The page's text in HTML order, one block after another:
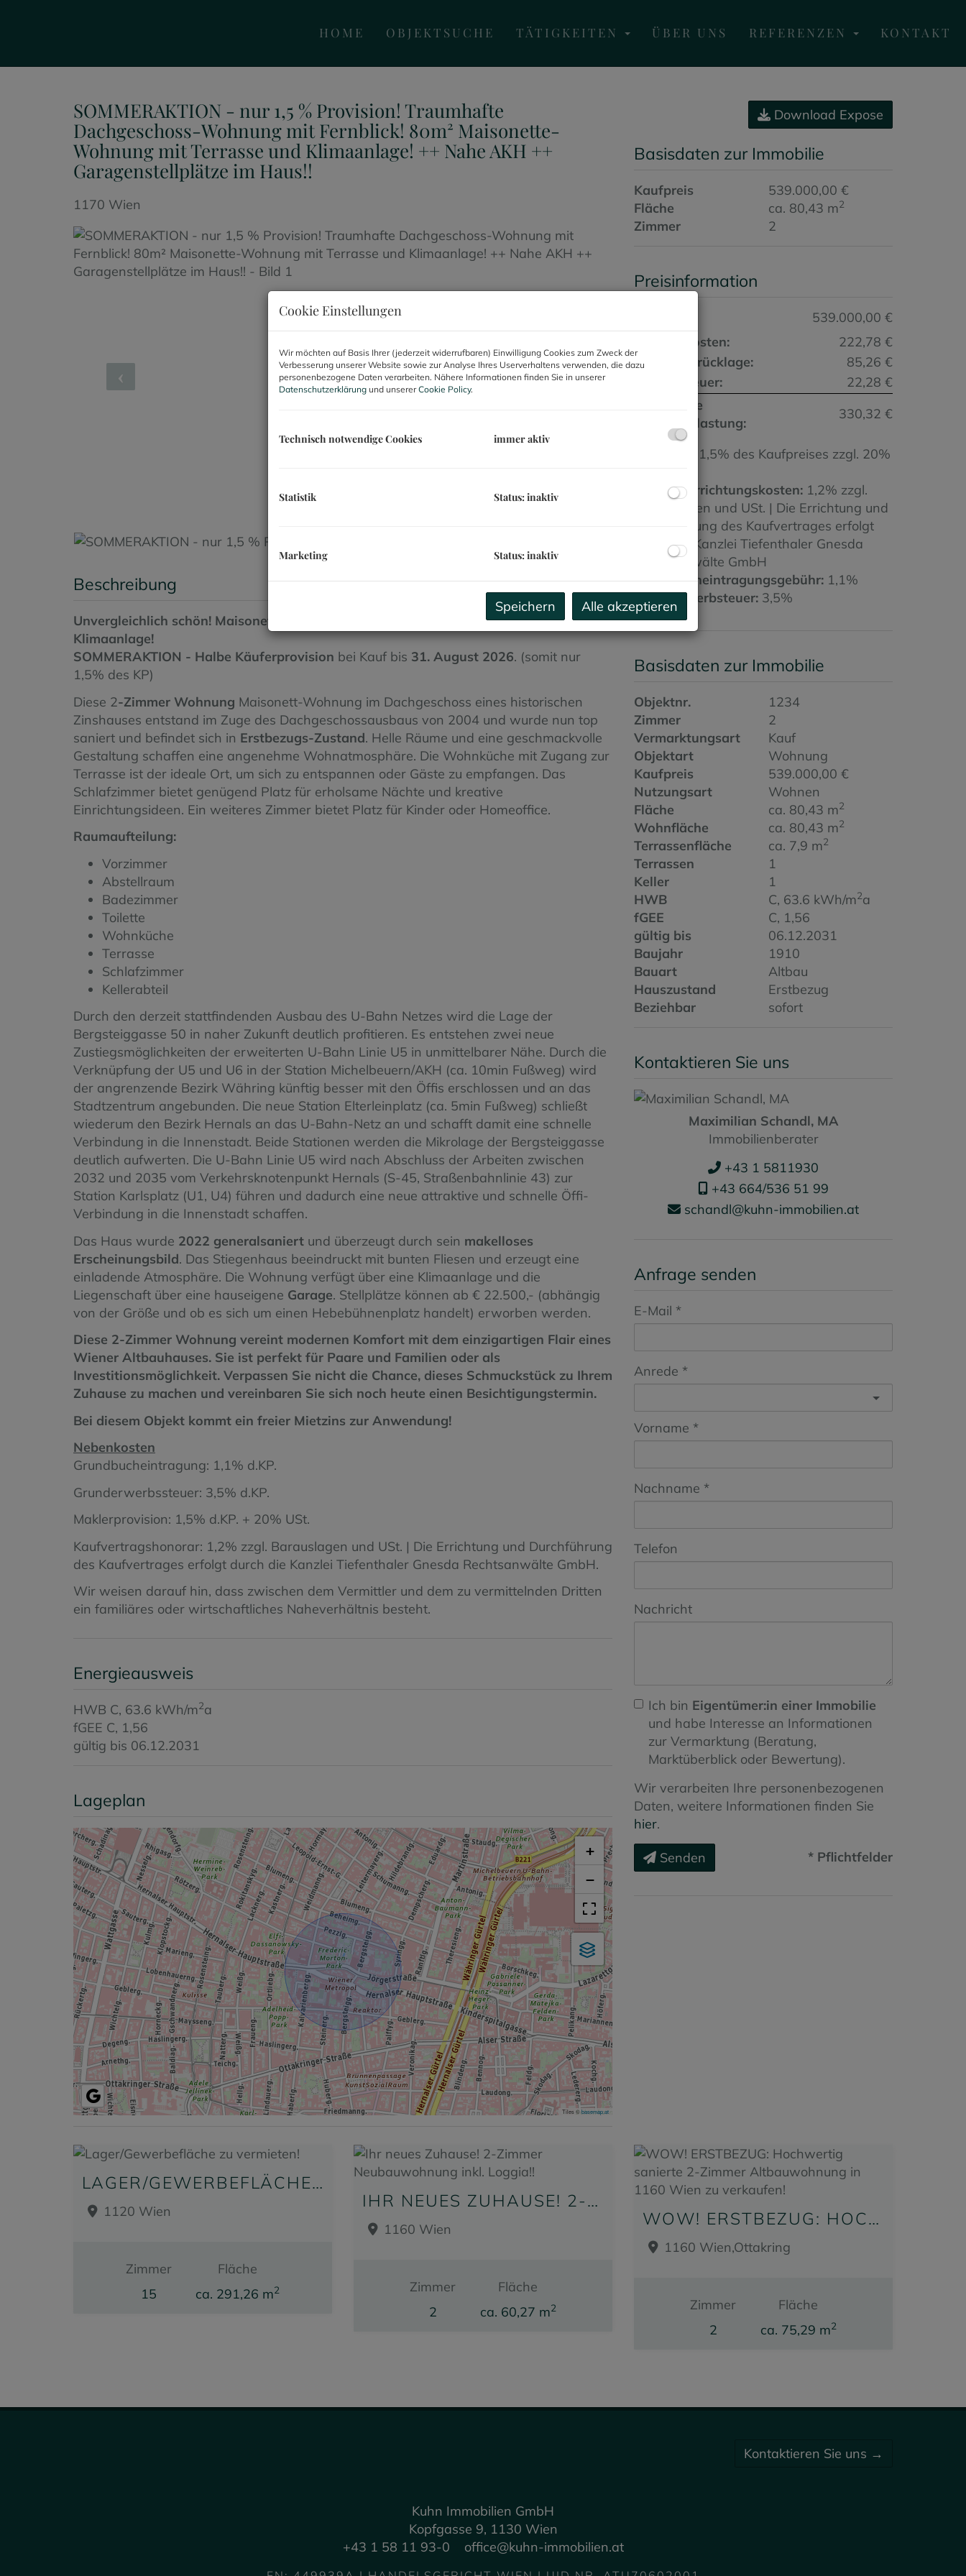
HOME OBJEKTSUCHE TÄTIGKEITEN ÜBER UNS REFERENZEN KONTAKT
SOMMERAKTION - nur 1,5 % Provision! Traumhafte
Dachgeschoss-Wohnung mit Fernblick! 80m² Maisonette-
Wohnung mit Terrasse und Klimaanlage! ++ Nahe AKH ++
Garagenstellplätze im Haus!!
1170 Wien
Beschreibung
Unvergleichlich schön! Maisonettwohnung im Dachgeschoss mit Terrasse - mit
Klimaanlage!
SOMMERAKTION - Halbe Käuferprovision bei Kauf bis 31. August 2026. (somit nur
1,5% des KP)
Diese 2-Zimmer Wohnung Maisonett-Wohnung im Dachgeschoss eines historischen
Zinshauses entstand im Zuge des Dachgeschossausbaus von 2004 und wurde nun top
saniert und befindet sich in Erstbezugs-Zustand. Helle Räume und eine geschmackvolle
Gestaltung schaffen eine angenehme Wohnatmosphäre. Die Wohnküche mit Zugang zur
Terrasse ist der ideale Ort, um sich zu entspannen oder Gäste zu empfangen. Das
Schlafzimmer bietet genügend Platz für erholsame Nächte und kreative
Einrichtungsideen. Ein weiteres Zimmer bietet Platz für Kinder oder Homeoffice.
Raumaufteilung:
Vorzimmer
Abstellraum
Badezimmer
Toilette
Wohnküche
Terrasse
Schlafzimmer
Kellerabteil
Durch den derzeit stattfindenden Ausbau des U-Bahn Netzes wird die Lage der
Bergsteiggasse 50 in naher Zukunft deutlich profitieren. Es entstehen zwei neue
Zustiegsmöglichkeiten der erweiterten U-Bahn Linie U5 in unmittelbarer Nähe. Durch die
Verknüpfung der U5 und U6 in der Station Michelbeuern/AKH (ca. 10min Fußweg) wird
der angrenzende Bezirk Währing künftig besser mit den Öffis erschlossen und an das
Stadtzentrum angebunden. Die neue Station Elterleinplatz (ca. 5min Fußweg) schließt
wiederum den Bezirk Hernals an das U-Bahn-Netz an und schafft damit eine schnelle
Verbindung in die Innenstadt. Beide Stationen werden die Mikrolage der Bergsteiggasse
deutlich aufwerten. Die U-Bahn Linie U5 wird nach Abschluss der Arbeiten zwischen
2032 und 2035 vom Verkehrsknotenpunkt Hernals (S-45, Straßenbahnlinie 43) zur
Station Karlsplatz (U1, U4) führen und dadurch eine neue attraktive und schnelle Öffi-
Verbindung in die Innenstadt schaffen.
Das Haus wurde 2022 generalsaniert und überzeugt durch sein makelloses
Erscheinungsbild. Das Stiegenhaus beeindruckt mit bunten Fliesen und erzeugt eine
einladende Atmosphäre. Die Wohnung verfügt über eine Klimaanlage und die
Liegenschaft über eine hauseigene Garage. Stellplätze können ab € 22.500,- (abhängig
von der Größe und ob es sich um einen Hebebühnenplatz handelt) erworben werden.
Diese 2-Zimmer Wohnung vereint modernen Komfort mit dem einzigartigen Flair eines
Wiener Altbauhauses. Sie ist perfekt für Paare und Familien oder als
Investitionsmöglichkeit. Verpassen Sie nicht die Chance, dieses Schmuckstück zu Ihrem
Zuhause zu machen und vereinbaren Sie sich noch heute einen Besichtigungstermin.
Bei diesem Objekt kommt ein freier Mietzins zur Anwendung!
Nebenkosten
Grundbucheintragung: 1,1% d.KP.
Grunderwerbssteuer: 3,5% d.KP.
Maklerprovision: 1,5% d.KP. + 20% USt.
Kaufvertragshonorar: 1,2% zzgl. Barauslagen und USt. | Die Errichtung und Durchführung
des Kaufvertrages erfolgt durch die Kanzlei Tiefenthaler Gnesda Rechtsanwälte GmbH.
Wir weisen darauf hin, dass zwischen dem Vermittler und dem zu vermittelnden Dritten
ein familiäres oder wirtschaftliches Naheverhältnis besteht.
Energieausweis
HWB C, 63.6 kWh/m2a
fGEE C, 1,56
gültig bis 06.12.2031
Lageplan
+
−
Tiles ©basemap.at
Download Expose
Basisdaten zur Immobilie
Kaufpreis
539.000,00 €
Fläche
ca. 80,43 m2
Zimmer 2
Preisinformation
539.000,00 €
Betriebskosten:
222,78 €
Reparaturrücklage:
85,26 €
Umsatzsteuer:
22,28 €
monatliche
Gesamtbelastung:
330,32 €
1,5% des Kaufpreises zzgl. 20%
Vertragserrichtungskosten: 1,2% zzgl.
Barauslagen und USt. | Die Errichtung und
Durchführung des Kaufvertrages erfolgt
durch die Kanzlei Tiefenthaler Gnesda
Rechtsanwälte GmbH
Grundbucheintragungsgebühr: 1,1%
Grunderwerbsteuer: 3,5%
Basisdaten zur Immobilie
Objektnr.
1234
Zimmer
2
Vermarktungsart
Kauf
Objektart
Wohnung
Kaufpreis
539.000,00 €
Nutzungsart
Wohnen
Fläche
ca. 80,43 m2
Wohnfläche ca. 80,43 m2
Terrassenfläche ca. 7,9 m2
Terrassen
1
Keller
1
HWB
C, 63.6 kWh/m2a
fGEE
C, 1,56
gültig bis
06.12.2031
Baujahr
1910
Bauart
Altbau
Hauszustand
Erstbezug
Beziehbar
sofort
Kontaktieren Sie uns
Maximilian Schandl, MA
Immobilienberater
+43 1 5811930
+43 664/536 51 99
schandl@kuhn-immobilien.at
Anfrage senden
E-Mail
Anrede
Vorname
Nachname
Telefon
Nachricht
Ich bin Eigentümer:in einer Immobilie
und habe Interesse an Informationen
zur Vermarktung (Beratung,
Marktüberblick oder Bewertung).
Wir verarbeiten Ihre personenbezogenen
Daten, weitere Informationen finden Sie
hier.
Senden * Pflichtfelder
LAGER/GEWERBEFLÄCHE ZU VERMIETEN!
1120 Wien
Zimmer
15
Fläche
ca. 291,26 m2
IHR NEUES ZUHAUSE! 2-ZIMMER NEUBAUWOHNUNG INKL. LOGGIA!!
1160 Wien
Zimmer
2
Fläche
ca. 60,27 m2
WOW! ERSTBEZUG: HOCHWERTIG SANIERTE 2-ZIMMER ALTBAUWOHNUNG IN 1160 WIEN ZU VERKAUFEN!
1160 Wien,Ottakring
Zimmer
2
Fläche
ca. 75,29 m2
Kontaktieren Sie uns →
Kuhn Immobilien GmbH
Kopfgasse 9, 1130 Wien
+43 1 58 11 93-0 office@kuhn-immobilien.at
Cookie Einstellungen
Wir möchten auf Basis Ihrer (jederzeit widerrufbaren) Einwilligung Cookies zum Zweck der
Verbesserung unserer Website sowie zur Analyse Ihres Userverhaltens verwenden, die dazu
personenbezogene Daten verarbeiten. Nähere Informationen finden Sie in unserer
Datenschutzerklärung und unsererCookie Policy.
Technisch notwendige Cookies immer aktiv
Statistik Status: inaktiv
Marketing Status: inaktiv
Speichern Alle akzeptieren